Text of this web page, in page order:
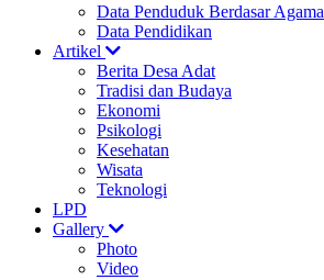
Data Penduduk Berdasar Agama
Data Pendidikan
Artikel
Berita Desa Adat
Tradisi dan Budaya
Ekonomi
Psikologi
Kesehatan
Wisata
Teknologi
LPD
Gallery
Photo
Video